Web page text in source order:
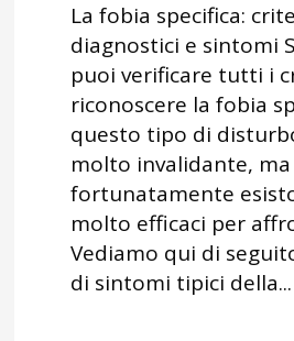
La fobia specifica:
diagnostici e sintomi
puoi verificare tutti i
riconoscere la fobia
questo tipo di
molto invalidante, ma
fortunatamente
molto efficaci per
Vediamo qui di
di sintomi tipici della...